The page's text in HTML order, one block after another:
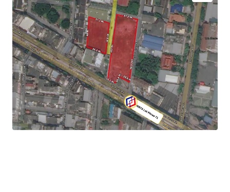
Land area :3-1-35.7 rai or1,335.7sqw. ( 5,432.8sqm.)
Frontage : Approximately 12.2m.
Mass transit : MRTA Ladprao 71 station.
Asking price : THB 494,209,000 or THB 370,000/sq.wah
Land Tenure : Freehold